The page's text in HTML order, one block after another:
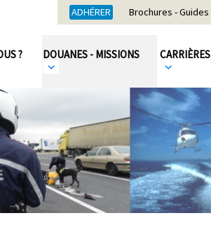
ADHÉRER Brochures - Guides
? DOUANES - MISSIONS CARRIÈRES